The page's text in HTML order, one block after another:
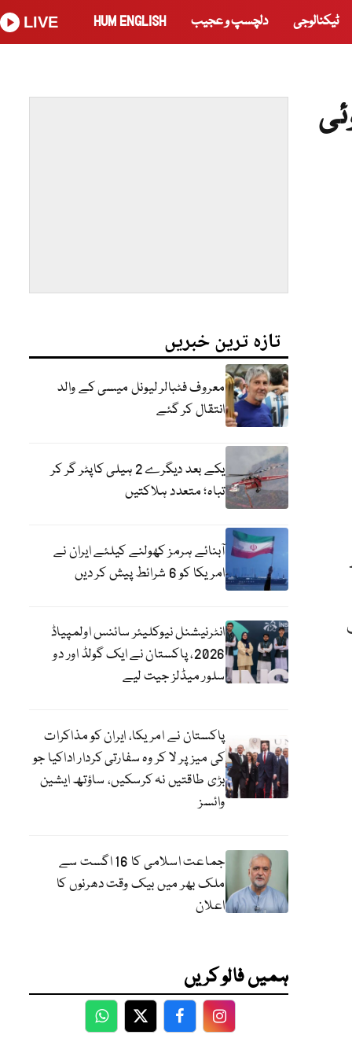
ٹیکنالوجی دلچسپ و عجیب HUM ENGLISH
LIVE
تازہ ترین خبریں
معروف فٹبالر لیونل میسی کے والد
انتقال کر گئے
یکے بعد دیگرے 2 ہیلی کاپٹر گر کر
تباہ؛ متعدد ہلاکتیں
آبنائے ہرمز کھولنے کیلئے ایران نے
امریکا کو 6 شرائط پیش کر دیں
انٹرنیشنل نیوکلیئر سائنس اولمپیاڈ
2026، پاکستان نے ایک گولڈ اور دو
سلور میڈلز جیت لیے
پاکستان نے امریکا، ایران کو مذاکرات
کی میز پر لا کر وہ سفارتی کردار اداکیا جو
بڑی طاقتیں نہ کرسکیں، ساؤتھ ایشین
وائسز
جماعت اسلامی کا 16 اگست سے
ملک بھر میں بیک وقت دھرنوں کا
اعلان
ہمیں فالو کریں
WhatsApp
TwitterFacebookFacebook